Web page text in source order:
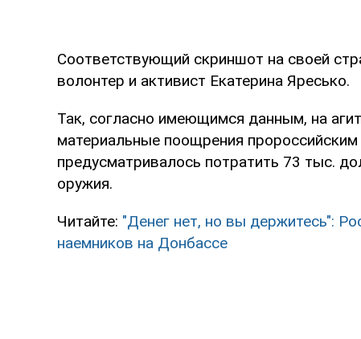
Соответствующий скриншот на своей
волонтер и активист Екатерина Яресько.
Так, согласно имеющимся данным, на
материальные поощрения
предусматривалось потратить 73 тыс.
оружия.
Читайте: "Денег нет, но вы держитесь":
наемников на Донбассе